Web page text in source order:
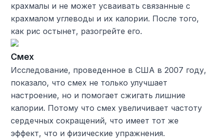
крахмалы и не может усваивать связанные с
крахмалом углеводы и их калории. После того,
как рис остынет, разогрейте его.
Смех
Исследование, проведенное в США в 2007 году,
показало, что смех не только улучшает
настроение, но и помогает сжигать лишние
калории. Потому что смех увеличивает частоту
сердечных сокращений, что имеет тот же
эффект, что и физические упражнения.